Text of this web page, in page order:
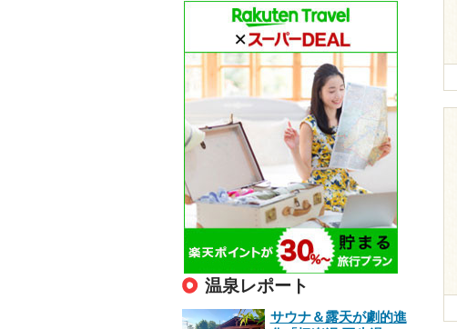
温泉レポート
サウナ＆露天が劇的進